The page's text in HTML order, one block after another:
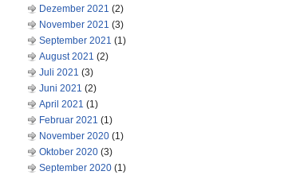
Dezember 2021 (2)
November 2021 (3)
September 2021 (1)
August 2021 (2)
Juli 2021 (3)
Juni 2021 (2)
April 2021 (1)
Februar 2021 (1)
November 2020 (1)
Oktober 2020 (3)
September 2020 (1)